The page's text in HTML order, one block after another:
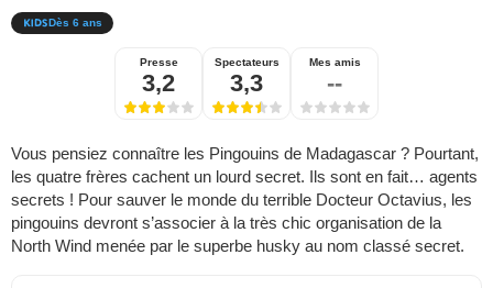
Dès 6 ans
Presse
3,2
Spectateurs
3,3
Mes amis
--
Vous pensiez connaître les Pingouins de Madagascar ? Pourtant,
les quatre frères cachent un lourd secret. Ils sont en fait… agents
secrets ! Pour sauver le monde du terrible Docteur Octavius, les
pingouins devront s’associer à la très chic organisation de la
North Wind menée par le superbe husky au nom classé secret.